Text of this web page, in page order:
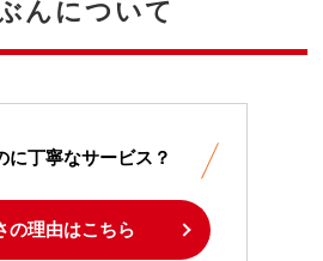
んについて
に丁寧なサービス？
の理由はこちら